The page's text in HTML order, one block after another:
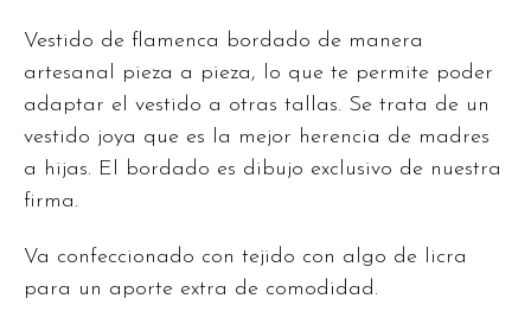
Vestido de flamenca bordado de manera
artesanal pieza a pieza, lo que te permite poder
adaptar el vestido a otras tallas. Se trata de un
vestido joya que es la mejor herencia de madres
a hijas. El bordado es dibujo exclusivo de nuestra
firma.
Va confeccionado con tejido con algo de licra
para un aporte extra de comodidad.